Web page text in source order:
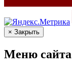
× Закрыть
Меню сайта